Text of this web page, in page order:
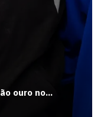
ouro no...